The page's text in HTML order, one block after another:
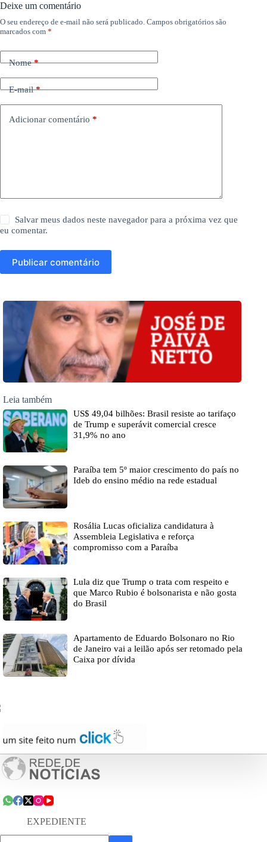
Deixe um comentário
O seu endereço de e-mail não será publicado. Campos obrigatórios são
marcados com *
Nome*
E-mail*
Adicionar comentário *
Salvar meus dados neste navegador para a próxima vez que
eu comentar.
Publicar comentário
Leia também
US$ 49,04 bilhões: Brasil resiste ao tarifaço
de Trump e superávit comercial cresce
31,9% no ano
Paraíba tem 5º maior crescimento do país no
Ideb do ensino médio na rede estadual
Rosália Lucas oficializa candidatura à
Assembleia Legislativa e reforça
compromisso com a Paraíba
Lula diz que Trump o trata com respeito e
que Marco Rubio é bolsonarista e não gosta
do Brasil
Apartamento de Eduardo Bolsonaro no Rio
de Janeiro vai a leilão após ser retomado pela
Caixa por dívida
EXPEDIENTE